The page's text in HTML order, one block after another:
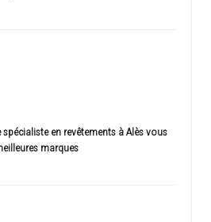
spécialiste en revêtements à Alès vous
marques